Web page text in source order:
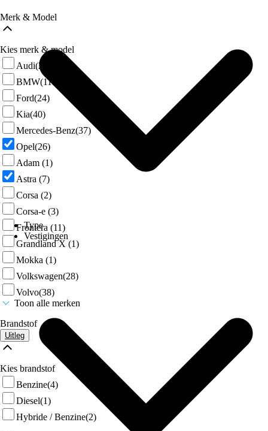
Type
Vestigingen
Merk & Model
Kies merk & model
Audi(27)
BMW(115)
Ford(24)
Kia(40)
Mercedes-Benz(37)
Opel(26)
Adam (1)
Astra (7)
Corsa (2)
Corsa-e (3)
Frontera (11)
Grandland X (1)
Mokka (1)
Volkswagen(28)
Volvo(38)
Toon alle merken
Brandstof
Uitleg
Kies brandstof
Benzine(4)
Diesel(1)
Hybride / Benzine(2)